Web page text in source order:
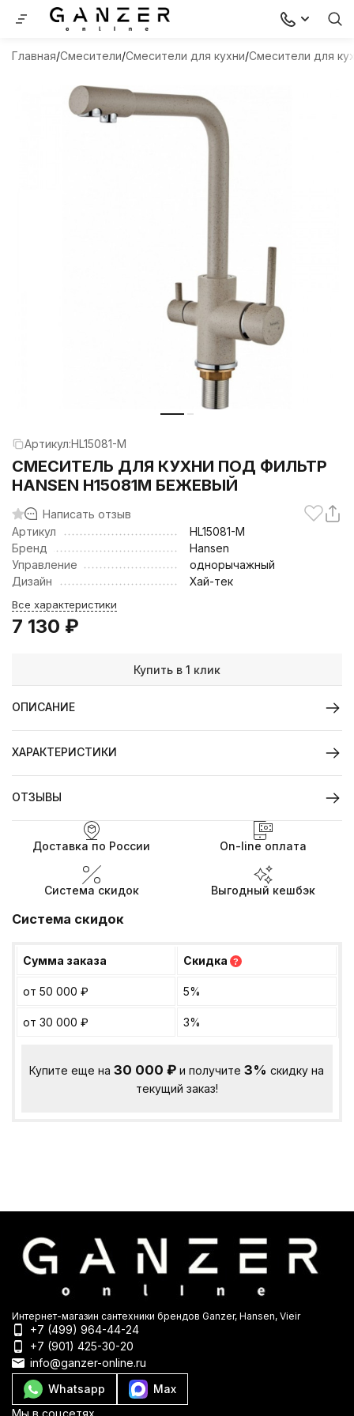
Главная Смесители Смесители для кухни Смесители для
Артикул:HL15081-M
CМЕСИТЕЛЬ ДЛЯ КУХНИ ПОД ФИЛЬТР
HANSEN H15081M БЕЖЕВЫЙ
Написать отзыв
Артикул
HL15081-M
Бренд
Hansen
Управление
однорычажный
Дизайн
Хай-тек
Все характеристики
7 130 ₽
Купить в 1 клик
ОПИСАНИЕ
ХАРАКТЕРИСТИКИ
ОТЗЫВЫ
Доставка по России On-line оплата
Система скидок Выгодный кешбэк
Система скидок
Сумма заказа Скидка ?
от 50 000 ₽ 5%
от 30 000 ₽ 3%
Купите еще на30 000₽ и получите3% скидку на
текущий заказ!
Интернет-магазин сантехники брендов Ganzer, Hansen, Vieir
+7 (499) 964-44-24
+7 (901) 425-30-20
info@ganzer-online.ru
Whatsapp
Max
Мы в соцсетях